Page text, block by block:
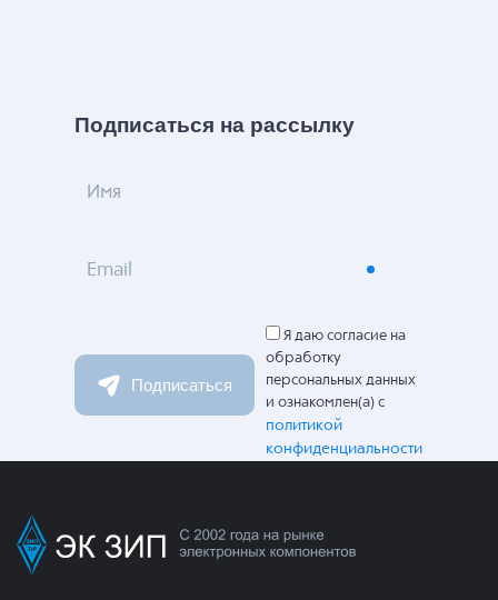
Подписаться на рассылку
Имя
Email
Подписаться
Я даю согласие на
обработку
персональных данных
и ознакомлен(а) с
политикой
конфиденциальности